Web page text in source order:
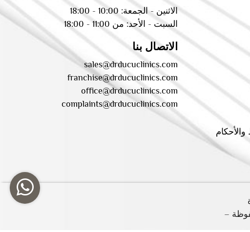
الاثنين - الجمعة: 10:00 - 18:00
السبت - الأحد: من 11:00 - 18:00
الاتصال بنا
sales@drducuclinics.com
franchise@drducuclinics.com
office@drducuclinics.com
complaints@drducuclinics.com
–